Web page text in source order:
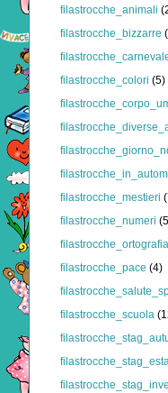
filastrocche_animali
filastrocche_bizzarre
filastrocche_colori (5)
filastrocche_mestieri
filastrocche_numeri
filastrocche_ortografia
filastrocche_pace (4)
filastrocche_scuola